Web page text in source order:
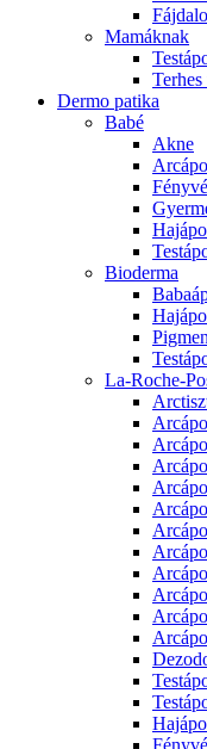
Mamáknak
Dermo patika
Babé
Akne
Bioderma
La-Roche-